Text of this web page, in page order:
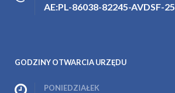
AE:PL-86038-82245-AVDSF-25
GODZINY OTWARCIA URZĘDU
PONIEDZIAŁEK